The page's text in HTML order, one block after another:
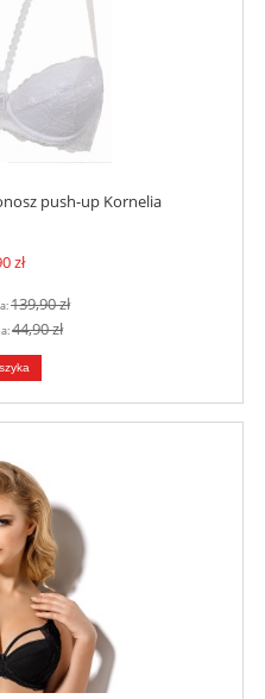
push-up Kornelia
zł
139,90 zł
44,90 zł